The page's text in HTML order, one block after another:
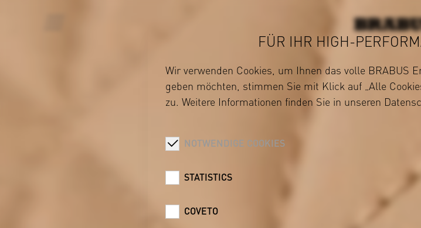
FÜR IHR HIGH-
Wir verwenden Cookies, um Ihnen das volle BRABUS
geben möchten, stimmen Sie mit Klick auf „Alle
zu. Weitere Informationen finden Sie in unseren
NOTWENDIGE COOKIES
STATISTICS
COVETO